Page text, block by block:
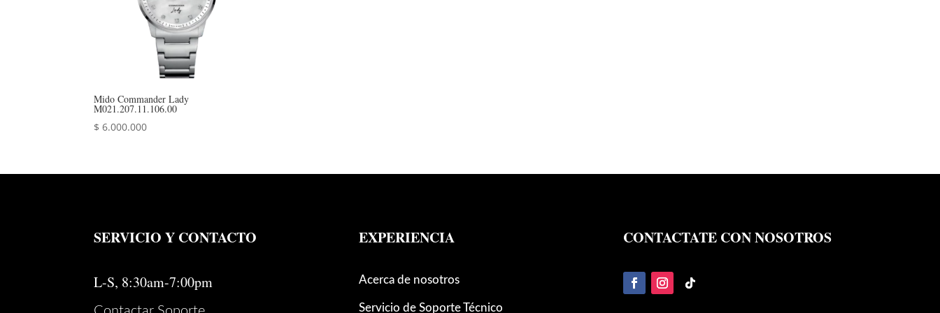
Mido Commander Lady
M021.207.11.106.00
$ 6.000.000
SERVICIO Y CONTACTO
L-S, 8:30am-7:00pm
EXPERIENCIA
Acerca de nosotros
Servicio de Soporte Técnico
CONTACTATE CON NOSOTROS